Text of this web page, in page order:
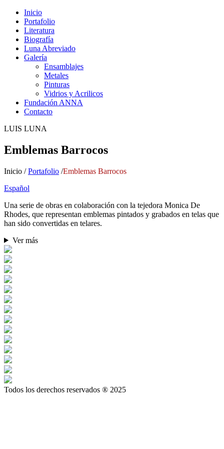
Inicio
Portafolio
Literatura
Biografía
Luna Abreviado
Galería
Ensamblajes
Metales
Pinturas
Vidrios y Acrilicos
Fundación ANNA
Contacto
LUIS LUNA
Emblemas Barrocos
Inicio /Portafolio /Emblemas Barrocos
Español
Una serie de obras en colaboración con la tejedora Monica De
Rhodes, que representan emblemas pintados y grabados en telas que
han sido convertidas en telares.
Ver más
Todos los derechos reservados ® 2025